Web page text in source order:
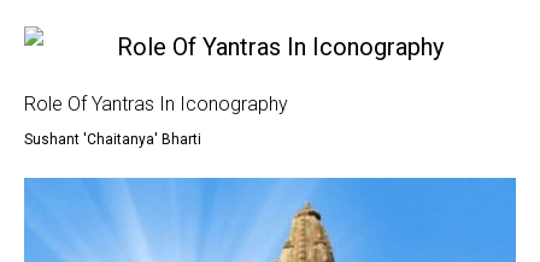
Role Of Yantras In Iconography
Sushant 'Chaitanya' Bharti